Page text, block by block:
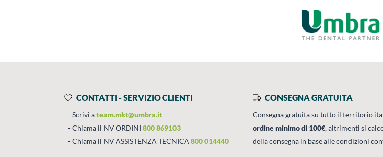
CONTATTI - SERVIZIO CLIENTI
Scrivi ateam.mkt@umbra.it
Chiama il NV ORDINI 800 869103
Chiama il NV ASSISTENZA TECNICA 800 014440
CONSEGNA GRATUITA
Consegna gratuita su tutto il territorio
ordine minimo di 100€, altrimenti si
della consegna in base alle condizioni